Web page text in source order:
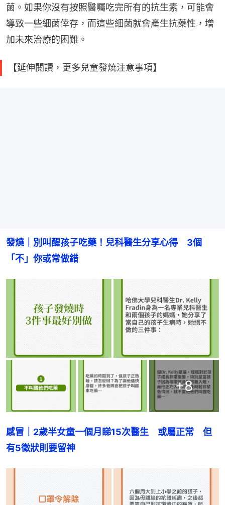
菌。如果你沒有按照醫囑吃完所有的抗生素，可能會
導致一些細菌倖存，而這些細菌就會產生抗藥性，增
加未來治療的困難。
【延伸閱讀，更多兒童發燒注意事項】
發燒｜別叫醒孩子吃藥！兒科醫生分享心得　3個
「不」你或常做錯
+8
感冒｜2歲半女童一個月睇15次醫生　或屬正常　但
有5徵狀則要留神